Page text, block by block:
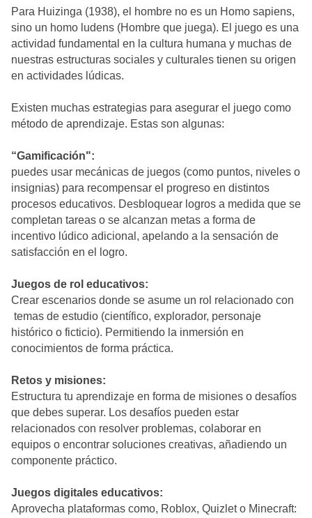
Para Huizinga (1938), el hombre no es un Homo sapiens,
sino un homo ludens (Hombre que juega). El juego es una
actividad fundamental en la cultura humana y muchas de
nuestras estructuras sociales y culturales tienen su origen
en actividades lúdicas.
Existen muchas estrategias para asegurar el juego como
método de aprendizaje. Estas son algunas:
“Gamificación":
puedes usar mecánicas de juegos (como puntos, niveles o
insignias) para recompensar el progreso en distintos
procesos educativos. Desbloquear logros a medida que se
completan tareas o se alcanzan metas a forma de
incentivo lúdico adicional, apelando a la sensación de
satisfacción en el logro.
Juegos de rol educativos:
Crear escenarios donde se asume un rol relacionado con
temas de estudio (científico, explorador, personaje
histórico o ficticio). Permitiendo la inmersión en
conocimientos de forma práctica.
Retos y misiones:
Estructura tu aprendizaje en forma de misiones o desafíos
que debes superar. Los desafíos pueden estar
relacionados con resolver problemas, colaborar en
equipos o encontrar soluciones creativas, añadiendo un
componente práctico.
Juegos digitales educativos:
Aprovecha plataformas como, Roblox, Quizlet o Minecraft: